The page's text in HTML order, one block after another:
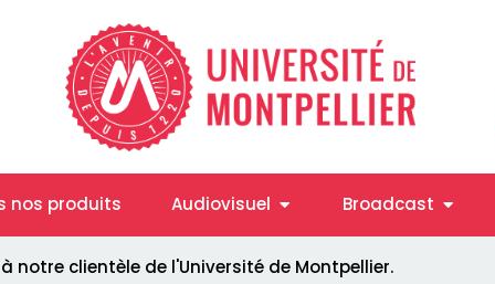
nos produits Audiovisuel Ouvrir Audiovisuel
Broadcast
clientèle de l'Université de Montpellier.